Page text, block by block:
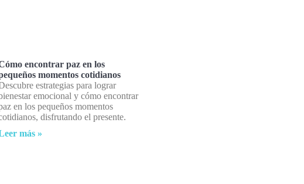
encontrar paz en los
momentos cotidianos
estrategias para lograr
emocional y cómo encontrar
en los pequeños momentos
disfrutando el presente.
más »